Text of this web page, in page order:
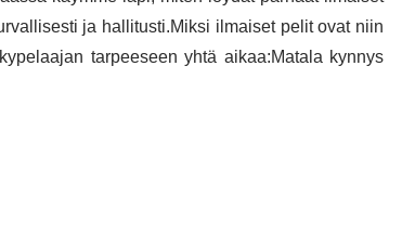
ja hallitusti.Miksi ilmaiset pelit ovat niin
tarpeeseen yhtä aikaa:Matala kynnys